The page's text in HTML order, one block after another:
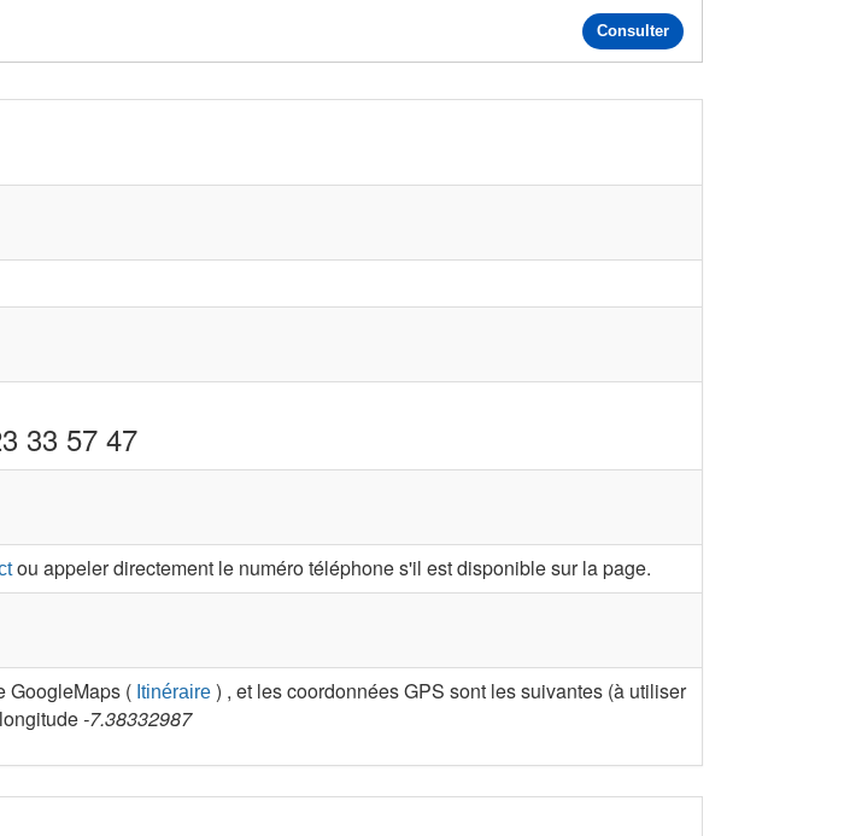
Consulter
33 57 47
ou appeler directement le numéro téléphone s'il est disponible sur la page.
GoogleMaps ( Itinéraire ) , et les coordonnées GPS sont les suivantes (à utiliser
-7.38332987